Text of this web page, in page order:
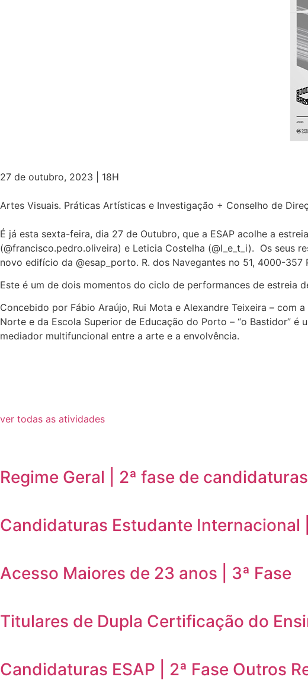
27 de outubro, 2023 | 18H
Artes Visuais. Práticas Artísticas e Investigação + Conselho de
É já esta sexta-feira, dia 27 de Outubro, que a ESAP acolhe a
(@francisco.pedro.oliveira) e Leticia Costelha (@l_e_t_i). Os seus
novo edifício da @esap_porto. R. dos Navegantes no 51, 4000-
Este é um de dois momentos do ciclo de performances de estreia
Concebido por Fábio Araújo, Rui Mota e Alexandre Teixeira – com
Norte e da Escola Superior de Educação do Porto – “o Bastidor”
mediador multifuncional entre a arte e a envolvência.
ver todas as atividades
Regime Geral | 2ª fase de
Candidaturas Estudante Internacional
Acesso Maiores de 23 anos | 3ª Fase
Titulares de Dupla Certificação do
Candidaturas ESAP | 2ª Fase Outros